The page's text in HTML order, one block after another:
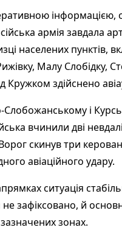
інформацією,
армія завдала
населених пунктів,
Малу Слобідку,
Кружком здійснено
Слобожанському і
вчинили дві
скинув три
авіаційного удару.
ситуація
зафіксовано, й
зонах.